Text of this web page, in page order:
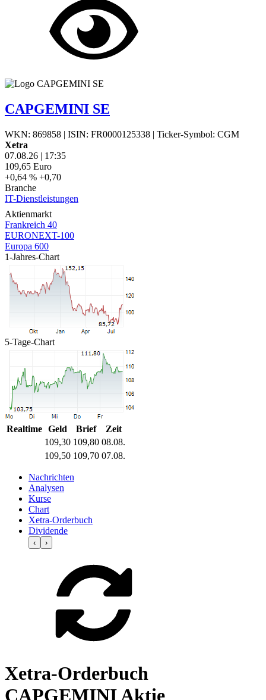
CAPGEMINI SE
WKN: 869858 | ISIN: FR0000125338 | Ticker-Symbol: CGM
Xetra
07.08.26 | 17:35
109,65 Euro
+0,64 % +0,70
Branche
IT-Dienstleistungen
Aktienmarkt
Frankreich 40
EURONEXT-100
Europa 600
1-Jahres-Chart
5-Tage-Chart
Realtime Geld Brief
Zeit
109,30 109,80 08.08.
109,50 109,70 07.08.
Nachrichten
Analysen
Kurse
Chart
Xetra-Orderbuch
Dividende
‹ ›
Xetra-Orderbuch
CAPGEMINI Aktie